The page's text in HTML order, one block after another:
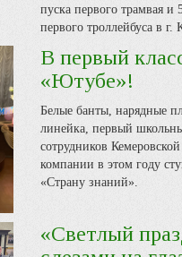
пуска первого трамвая и
первого троллейбуса в г.
В первый
«Ютубе»!
Белые банты, нарядные
линейка, первый
сотрудников
компании в этом году
«Страну знаний».
«Светлый